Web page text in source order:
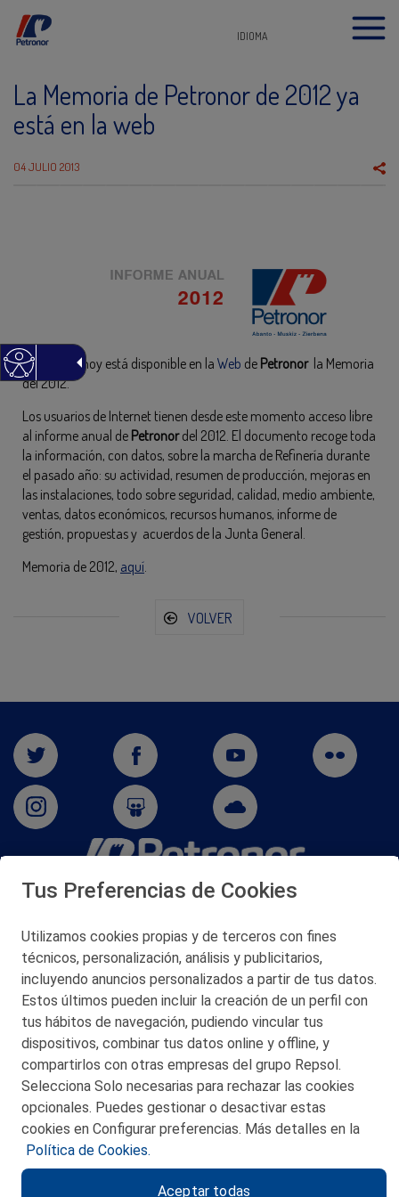
IDIOMA
La Memoria de Petronor de 2012 ya
está en la web
04 JULIO 2013
A partir de hoy está disponible en la Web de Petronorla Memoria
del 2012.
Los usuarios de Internet tienen desde este momento acceso libre
al informe anual de Petronordel 2012. El documento recoge toda
la información, con datos, sobre la marcha de Refinería durante
el pasado año: su actividad, resumen de producción, mejoras en
las instalaciones, todo sobre seguridad, calidad, medio ambiente,
ventas, datos económicos, recursos humanos, informe de
gestión, propuestas y acuerdos de la Junta General.
Memoria de 2012, aquí.
VOLVER
San Martín 5-Edificio Muñatones,
© 2026 Petronor S.A.
CONTACTO
MAPA WEB
POLITICA DE PRIVACIDAD
Tus Preferencias de Cookies
Utilizamos cookies propias y de terceros con fines
técnicos, personalización, análisis y publicitarios,
incluyendo anuncios personalizados a partir de tus datos.
Estos últimos pueden incluir la creación de un perfil con
tus hábitos de navegación, pudiendo vincular tus
dispositivos, combinar tus datos online y offline, y
compartirlos con otras empresas del grupo Repsol.
Selecciona Solo necesarias para rechazar las cookies
opcionales. Puedes gestionar o desactivar estas
cookies en Configurar preferencias. Más detalles en la
Política de Cookies.
Aceptar todas